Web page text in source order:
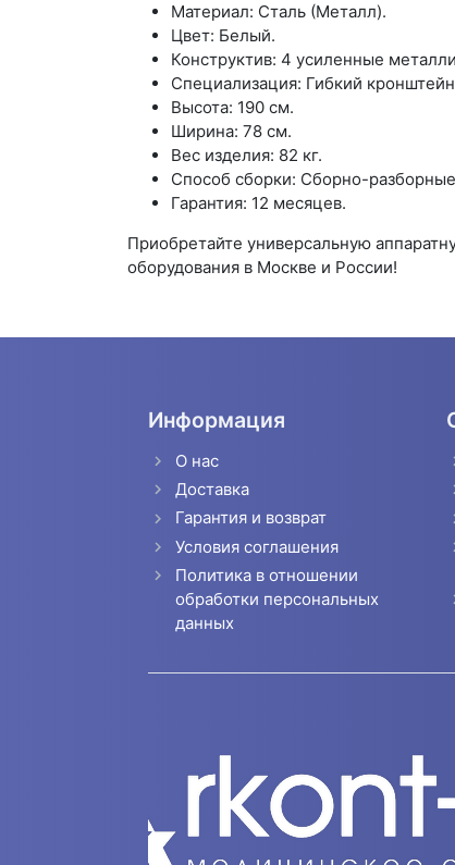
Материал: Сталь (Металл).
Цвет: Белый.
Конструктив: 4 усиленные
Специализация: Гибкий
Высота: 190 см.
Ширина: 78 см.
Вес изделия: 82 кг.
Способ сборки: Сборно-
Гарантия: 12 месяцев.
Приобретайте универсальную
оборудования в Москве и России!
Информация
О нас
Доставка
Гарантия и возврат
Условия соглашения
Политика в отношении
обработки персональных
данных